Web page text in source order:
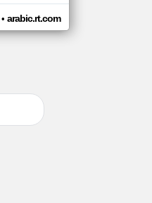
• arabic.rt.com